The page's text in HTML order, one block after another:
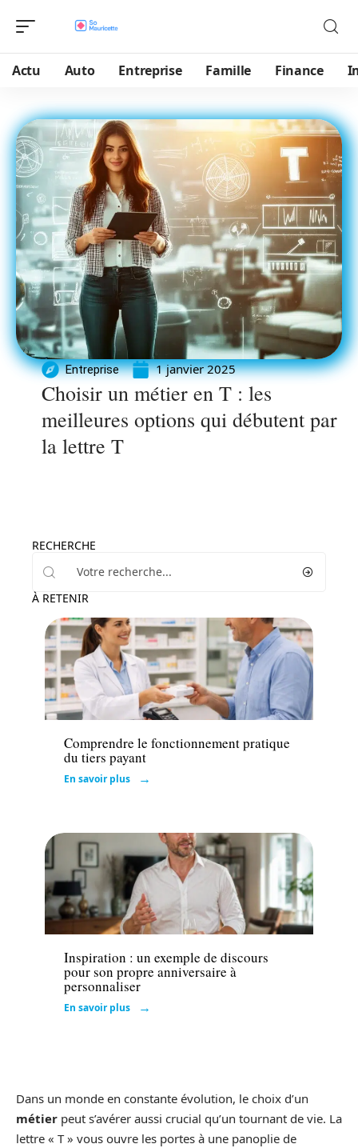
Actu Auto Entreprise Famille Finance
Entreprise 1 janvier 2025
Choisir un métier en T : les
meilleures options qui débutent par
la lettre T
RECHERCHE
À RETENIR
Santé
Comprendre le fonctionnement pratique
du tiers payant
En savoir plus
Actu
Inspiration : un exemple de discours
pour son propre anniversaire à
personnaliser
En savoir plus
Dans un monde en constante évolution, le choix d’un
métier peut s’avérer aussi crucial qu’un tournant de vie. La
lettre « T » vous ouvre les portes à une panoplie de